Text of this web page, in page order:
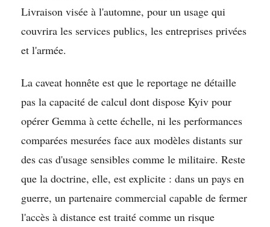
Livraison visée à l'automne, pour un usage qui
couvrira les services publics, les entreprises privées
et l'armée.
La caveat honnête est que le reportage ne détaille
pas la capacité de calcul dont dispose Kyiv pour
opérer Gemma à cette échelle, ni les performances
comparées mesurées face aux modèles distants sur
des cas d'usage sensibles comme le militaire. Reste
que la doctrine, elle, est explicite : dans un pays en
guerre, un partenaire commercial capable de fermer
l'accès à distance est traité comme un risque